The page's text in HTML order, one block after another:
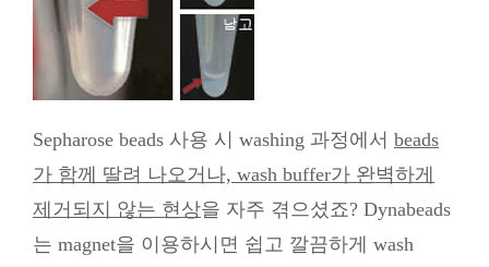
Sepharose beads 사용 시 washing 과정에서 beads
가 함께 딸려 나오거나, wash buffer가 완벽하게
제거되지 않는 현상을 자주 겪으셨죠? Dynabeads
는 magnet을 이용하시면 쉽고 깔끔하게 wash